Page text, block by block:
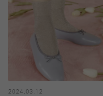
2024.03.12